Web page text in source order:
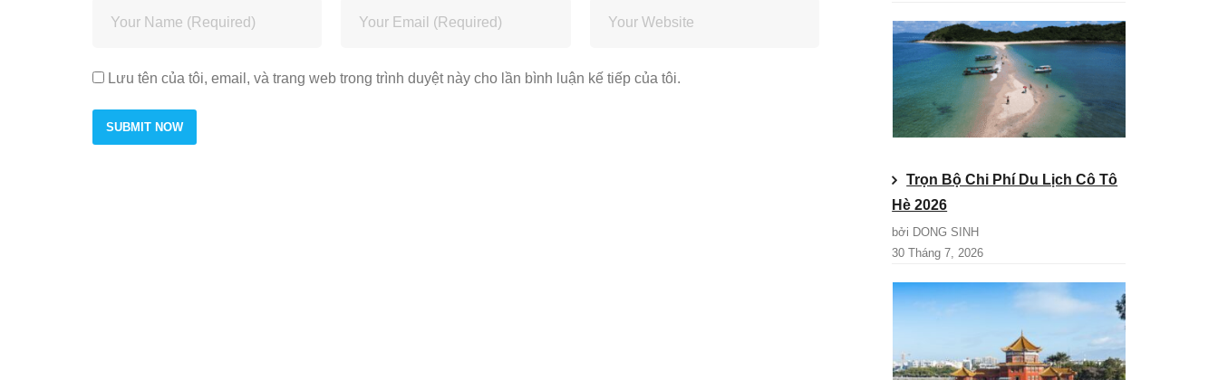
Lưu tên của tôi, email, và trang web trong trình duyệt này cho lần bình luận kế tiếp của tôi.
Trọn Bộ Chi Phí Du Lịch Cô Tô
Hè 2026
bởi DONG SINH
30 Tháng 7, 2026